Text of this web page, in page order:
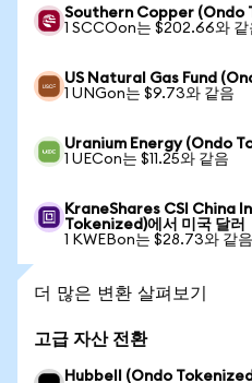
Southern Copper (Ondo
1 SCCOon는 $202.66와 같
US Natural Gas Fund
1 UNGon는 $9.73와 같음
Uranium Energy (Ondo
1 UECon는 $11.25와 같음
KraneShares CSI China
Tokenized)에서 미국 달러
1 KWEBon는 $28.73와 같음
더 많은 변환 살펴보기
고급 자산 전환
Hubbell (Ondo